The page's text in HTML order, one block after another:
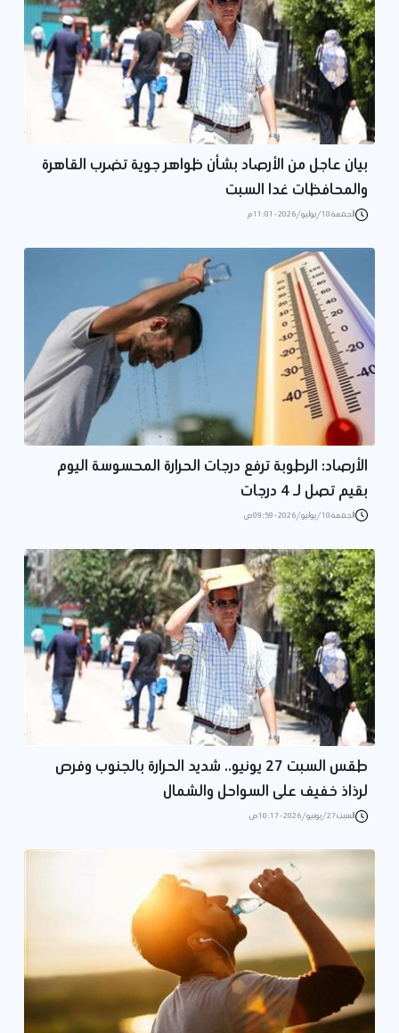
بيان عاجل من الأرصاد بشأن ظواهر جوية تضرب القاهرة
والمحافظات غدا السبت
الجمعة 10/يوليو/2026 - 11:01 م
الأرصاد: الرطوبة ترفع درجات الحرارة المحسوسة اليوم
بقيم تصل لـ 4 درجات
الجمعة 10/يوليو/2026 - 09:59 ص
طقس السبت 27 يونيو.. شديد الحرارة بالجنوب وفرص
لرذاذ خفيف على السواحل والشمال
السبت 27/يونيو/2026 - 10:17 ص